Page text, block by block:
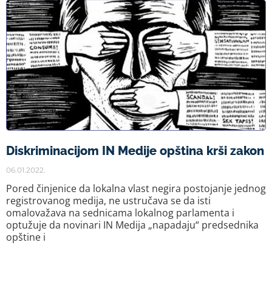
Diskriminacijom IN Medije opština krši zakon
06.01.2022.
Pored činjenice da lokalna vlast negira postojanje jednog
registrovanog medija, ne ustručava se da isti
omalovažava na sednicama lokalnog parlamenta i
optužuje da novinari IN Medija „napadaju“ predsednika
opštine i